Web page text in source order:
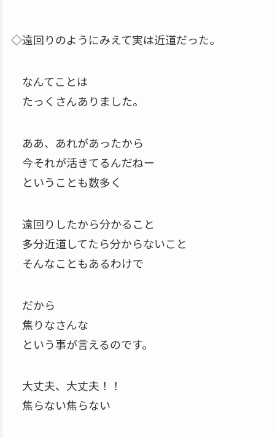
◇遠回りのようにみえて実は近道だった。
なんてことは
たっくさんありました。
ああ、あれがあったから
今それが活きてるんだねー
ということも数多く
遠回りしたから分かること
多分近道してたら分からないこと
そんなこともあるわけで
だから
焦りなさんな
という事が言えるのです。
大丈夫、大丈夫！！
焦らない焦らない